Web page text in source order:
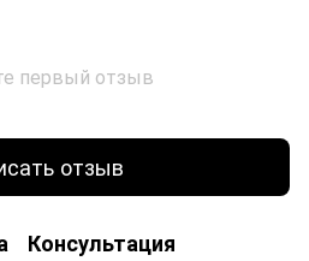
первый отзыв
отзыв
Консультация